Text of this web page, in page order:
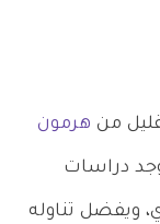
من هرمون
دراسات
ويفضل تناوله